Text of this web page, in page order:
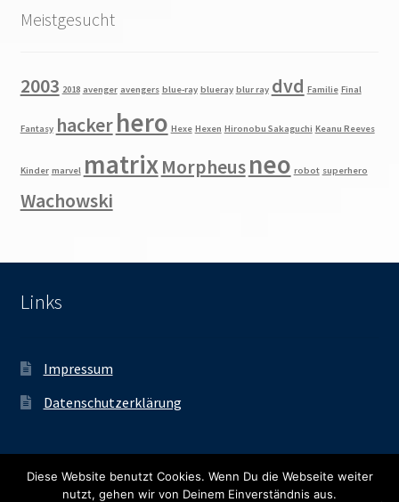
Meistgesucht
2003 2018 avenger avengers blue-ray blueray blur ray dvd Familie Final
Fantasy hackerhero Hexe Hexen Hironobu Sakaguchi Keanu Reeves
Kinder marvel matrixMorpheusneo robot superhero
Wachowski
Links
Impressum
Datenschutzerklärung
Kontakt
Diese Website benutzt Cookies. Wenn Du die Webseite weiter
nutzt, gehen wir von Deinem Einverständnis aus.